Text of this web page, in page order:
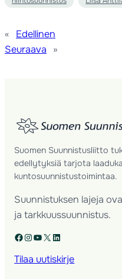
«
Edellinen
Seuraava
»
Suomen Suunnistusliitto
edellytyksiä tarjota
kuntosuunnistustoimintaa.
Suunnistuksen lajeja
ja tarkkuussuunnistus.
Facebook Instagram YouTube X LinkedIn
Tilaa uutiskirje